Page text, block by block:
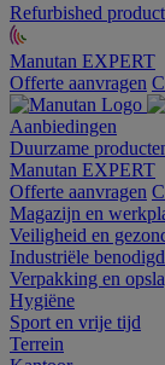
Refurbished
Manutan EXPERT
Offerte aanvragen
Aanbiedingen
Duurzame
Manutan EXPERT
Offerte aanvragen
Magazijn en
Veiligheid en
Industriële
Verpakking en
Hygiëne
Sport en vrije tijd
Terrein